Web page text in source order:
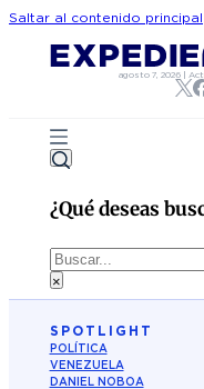
Saltar al contenido principal
agosto 7, 2026|
¿Qué deseas
Buscar
×
SPOTLIGHT
POLÍTICA
VENEZUELA
DANIEL NOBOA